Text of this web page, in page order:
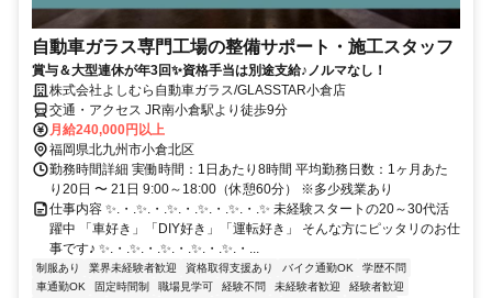
自動車ガラス専門工場の整備サポート・施工スタッフ
賞与＆大型連休が年3回✨資格手当は別途支給♪ノルマなし！
株式会社よしむら自動車ガラス/GLASSTAR小倉店
交通・アクセス JR南小倉駅より徒歩9分
月給240,000円以上
福岡県北九州市小倉北区
勤務時間詳細 実働時間：1日あたり8時間 平均勤務日数：1ヶ月あた
り20日 〜 21日 9:00～18:00（休憩60分） ※多少残業あり
仕事内容 ✨.・.✨.・.✨.・.✨.・.✨.・.✨ 未経験スタートの20～30代活
躍中 「車好き」「DIY好き」「運転好き」 そんな方にピッタリのお仕
事です♪ ✨.・.✨.・.✨.・.✨.・.✨.・...
制服あり 業界未経験者歓迎 資格取得支援あり バイク通勤OK
学歴不問
車通勤OK
固定時間制 職場見学可 経験不問 未経験者歓迎
経験者歓迎